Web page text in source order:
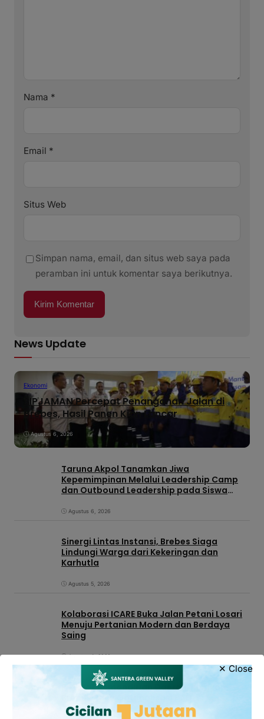
Nama *
Email *
Situs Web
Simpan nama, email, dan situs web saya pada
peramban ini untuk komentar saya berikutnya.
News Update
Ekonomi
SIPJAMAN Percepat Penanganan Jalan di
Brebes, Hasil Panen Kian Lancar
Agustus 6, 2026
Taruna Akpol Tanamkan Jiwa
Kepemimpinan Melalui Leadership Camp
dan Outbound Leadership pada Siswa
Agustus 6, 2026
Sinergi Lintas Instansi, Brebes Siaga
Lindungi Warga dari Kekeringan dan
Karhutla
Agustus 5, 2026
Kolaborasi ICARE Buka Jalan Petani Losari
Menuju Pertanian Modern dan Berdaya
Saing
Agustus 4, 2026
Perkuat Kemandirian Daerah, Pemkab
✕ Close